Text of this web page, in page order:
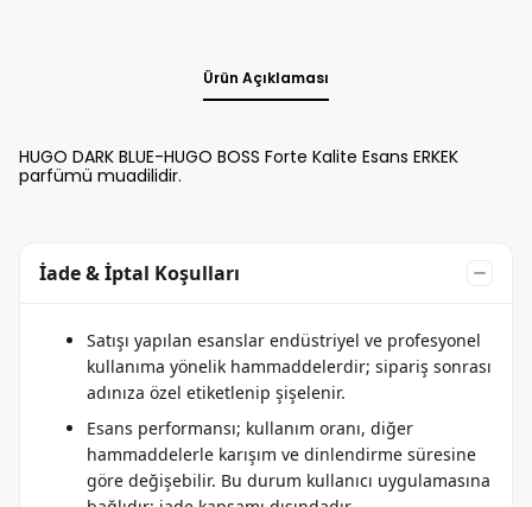
Ürün Açıklaması
HUGO DARK BLUE-HUGO BOSS Forte Kalite Esans ERKEK
parfümü muadilidir.
İade & İptal Koşulları
Satışı yapılan esanslar endüstriyel ve profesyonel
kullanıma yönelik hammaddelerdir; sipariş sonrası
adınıza özel etiketlenip şişelenir.
Esans performansı; kullanım oranı, diğer
hammaddelerle karışım ve dinlendirme süresine
göre değişebilir. Bu durum kullanıcı uygulamasına